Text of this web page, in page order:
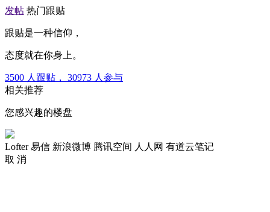
发帖 热门跟贴
跟贴是一种信仰，
态度就在你身上。
3500 人跟贴， 30973 人参与
相关推荐
您感兴趣的楼盘
Lofter 易信 新浪微博 腾讯空间 人人网 有道云笔记
取 消